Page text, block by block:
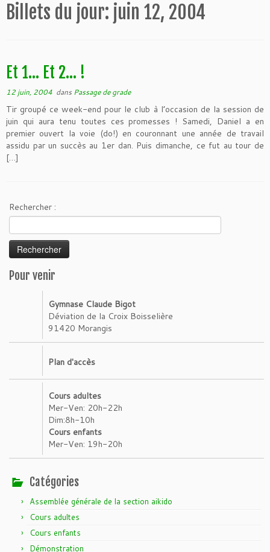
Billets du jour: juin 12, 2004
Et 1… Et 2… !
12 juin, 2004 dans Passage de grade
Tir groupé ce week-end pour le club à l’occasion de la session de
juin qui aura tenu toutes ces promesses ! Samedi, Daniel a en
premier ouvert la voie (do!) en couronnant une année de travail
assidu par un succès au 1er dan. Puis dimanche, ce fut au tour de
[…]
Rechercher :
Pour venir
Gymnase Claude Bigot
Déviation de la Croix Boisselière
91420 Morangis
Plan d'accès
Cours adultes
Mer-Ven: 20h-22h
Dim:8h-10h
Cours enfants
Mer-Ven: 19h-20h
Catégories
Assemblée générale de la section aikido
Cours adultes
Cours enfants
Démonstration